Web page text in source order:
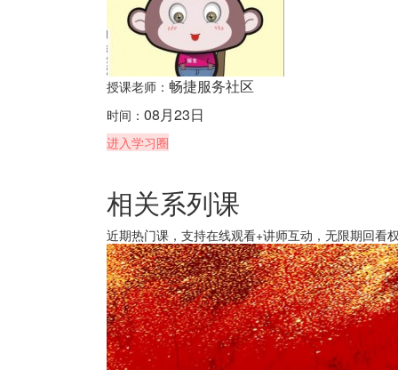
授课老师： 畅捷服务社区
时间： 08月23日
进入学习圈
相关系列课
近期热门课，支持在线观看+讲师互动，无限期回看